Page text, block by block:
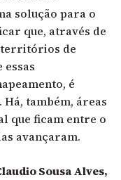
solução para o
que, através de
territórios de
é
também, áreas
que ficam entre o
avançaram.
Sousa Alves,